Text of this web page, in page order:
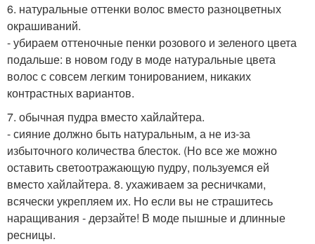
6. натуральные оттенки волос вместо разноцветных
окрашиваний.
- убираем оттеночные пенки розового и зеленого цвета
подальше: в новом году в моде натуральные цвета
волос с совсем легким тонированием, никаких
контрастных вариантов.
7. обычная пудра вместо хайлайтера.
- сияние должно быть натуральным, а не из-за
избыточного количества блесток. (Но все же можно
оставить светоотражающую пудру, пользуемся ей
вместо хайлайтера. 8. ухаживаем за ресничками,
всячески укрепляем их. Но если вы не страшитесь
наращивания - дерзайте! В моде пышные и длинные
ресницы.